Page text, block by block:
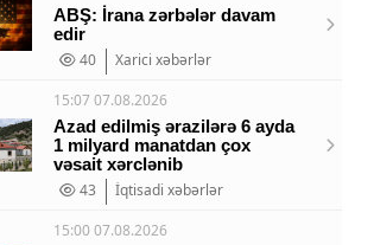
В ОАЭ произошло
жестокое убийство
криптомиллионера
ABŞ: İrana zərbələr davam
edir
40
Xarici xəbərlər
15:07 07.08.2026
Azad edilmiş ərazilərə 6 ayda
1 milyard manatdan çox
vəsait xərclənib
43
İqtisadi xəbərlər
15:00 07.08.2026